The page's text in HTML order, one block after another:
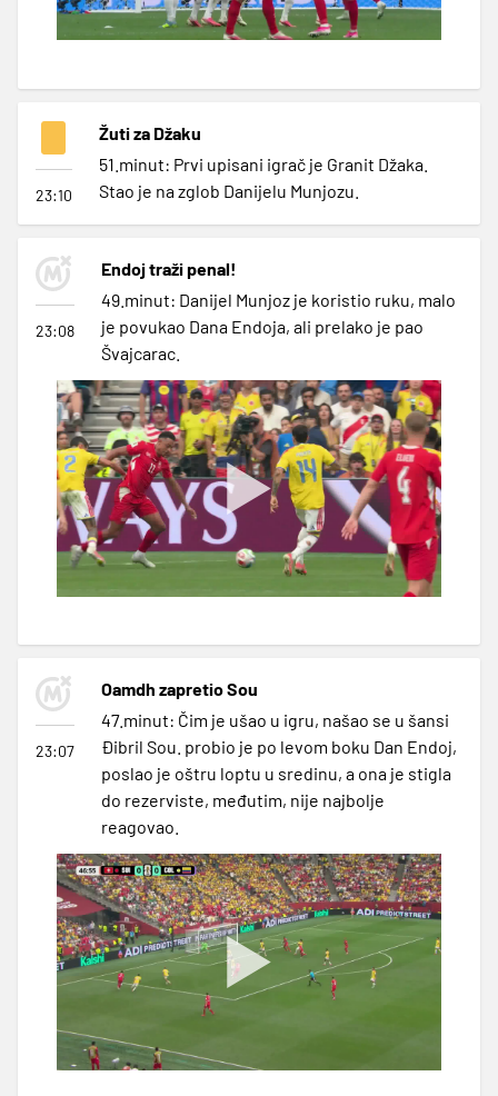
23:10
Žuti za Džaku
51.minut: Prvi upisani igrač je Granit Džaka.
Stao je na zglob Danijelu Munjozu.
23:08
Endoj traži penal!
49.minut: Danijel Munjoz je koristio ruku, malo
je povukao Dana Endoja, ali prelako je pao
Švajcarac.
23:07
Oamdh zapretio Sou
47.minut: Čim je ušao u igru, našao se u šansi
Đibril Sou. probio je po levom boku Dan Endoj,
poslao je oštru loptu u sredinu, a ona je stigla
do rezerviste, međutim, nije najbolje
reagovao.